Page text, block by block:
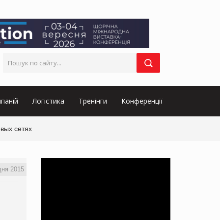
Логістика Тренінги Конференції
сетях
2015